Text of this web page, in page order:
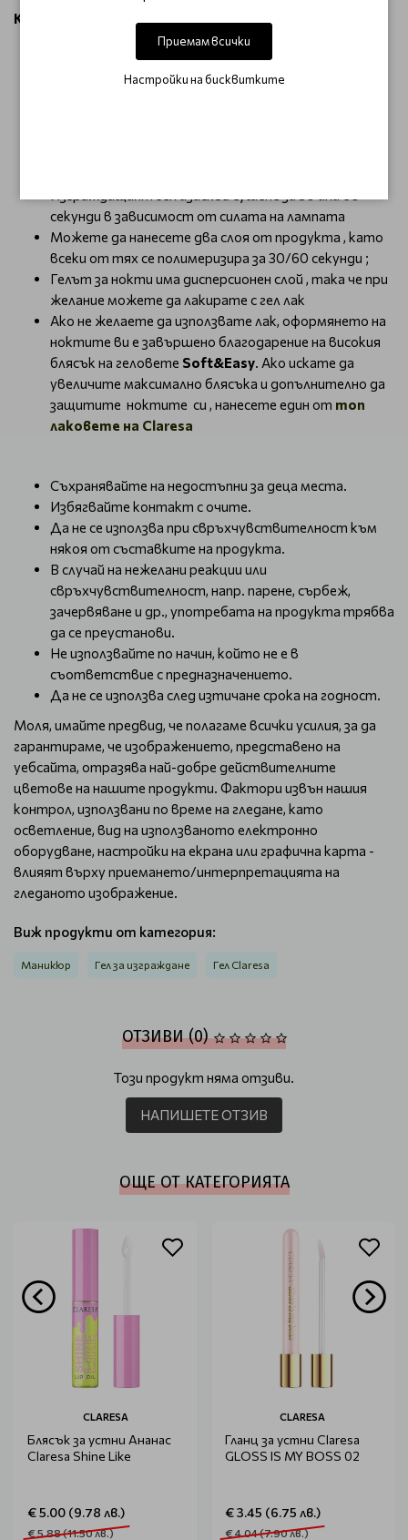
Как да използвам?
Внимателно отстранете кожичките;
Въпреки това, ако искате да увеличите
секунди в зависимост от силата на лампата
Можете да нанесете два слоя от продукта , като
всеки от тях се полимеризира за 30/60 секунди ;
Гелът за нокти има дисперсионен слой , така че при
желание можете да лакирате с гел лак
Ако не желаете да използвате лак, оформянето на
ноктите ви е завършено благодарение на високия
блясък на геловете Soft&Easy. Ако искате да
увеличите максимално блясъка и допълнително да
защитите ноктите си , нанесете един от топ
лаковете на Claresa
Съхранявайте на недостъпни за деца места.
Избягвайте контакт с очите.
Да не се използва при свръхчувствителност към
някоя от съставките на продукта.
В случай на нежелани реакции или
свръхчувствителност, напр. парене, сърбеж,
зачервяване и др., употребата на продукта трябва
да се преустанови.
Не използвайте по начин, който не е в
съответствие с предназначението.
Да не се използва след изтичане срока на годност.
Моля, имайте предвид, че полагаме всички усилия, за да
гарантираме, че изображението, представено на
уебсайта, отразява най-добре действителните
цветове на нашите продукти. Фактори извън нашия
контрол, използвани по време на гледане, като
осветление, вид на използваното електронно
оборудване, настройки на екрана или графична карта -
влияят върху приемането/интерпретацията на
гледаното изображение.
Виж продукти от категория:
Маникюр Гел за изграждане Гел Claresa
ОТЗИВИ (0)
Този продукт няма отзиви.
НАПИШЕТЕ ОТЗИВ
ОЩЕ ОТ КАТЕГОРИЯТА
CLARESA
Блясък за устни Ананас
Claresa Shine Like
€ 5.00 (9.78 лв.)
€ 5.88 (11.50 лв.)
CLARESA
Гланц за устни Claresa
GLOSS IS MY BOSS 02
€ 3.45 (6.75 лв.)
€ 4.04 (7.90 лв.)
Приемам всички
Настройки на бисквитките